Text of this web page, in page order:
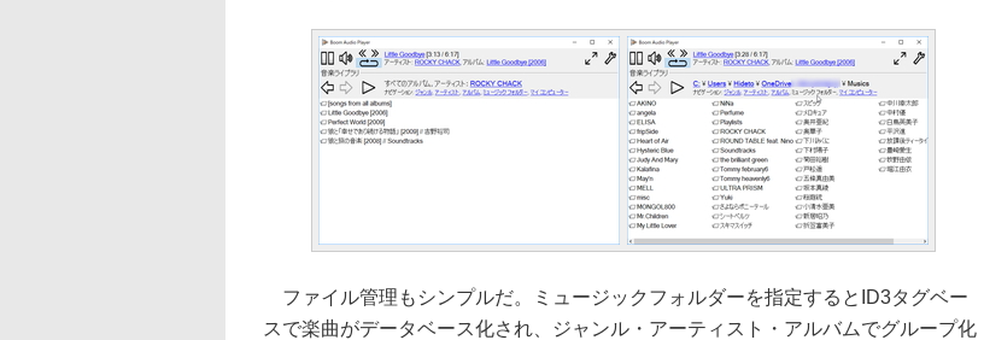
ファイル管理もシンプルだ。ミュージックフォルダーを指定するとID3タグベー
スで楽曲がデータベース化され、ジャンル・アーティスト・アルバムでグループ化